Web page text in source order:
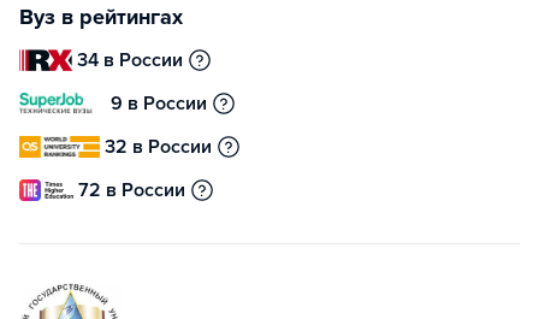
Вуз в рейтингах
34 в России
9 в России
32 в России
72 в России